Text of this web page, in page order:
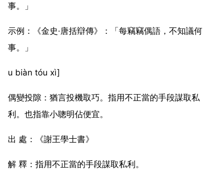
事。」
示例：《金史·唐括辯傳》：「每竊竊偶語，不知議何
事。」
u biàn tóu xì]
偶變投隙：猶言投機取巧。指用不正當的手段謀取私
利。也指靠小聰明佔便宜。
出 處：《謝王學士書》
解 釋：指用不正當的手段謀取私利。